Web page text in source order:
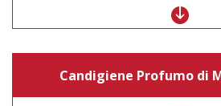
Candigiene Profumo di